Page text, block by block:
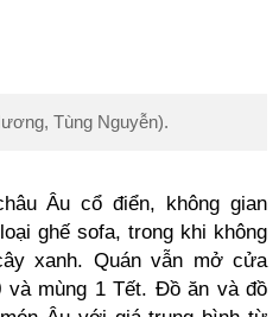
Tùng Nguyễn).
Âu cổ điển, không gian
ghế sofa, trong khi không
xanh. Quán vẫn mở cửa
và mùng 1 Tết. Đồ ăn và đồ